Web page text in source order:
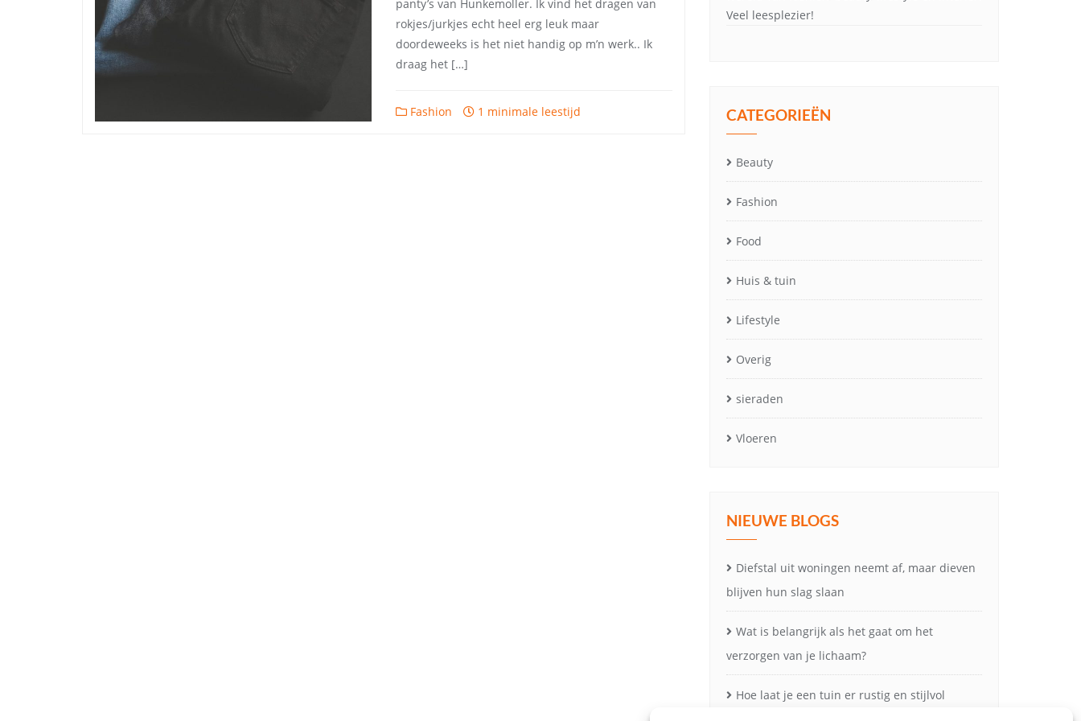
panty’s van Hunkemoller. Ik vind het dragen van
rokjes/jurkjes echt heel erg leuk maar
doordeweeks is het niet handig op m’n werk.. Ik
draag het […]
Fashion 1 minimale leestijd
Veel leesplezier!
CATEGORIEËN
Beauty
Fashion
Food
Huis & tuin
Lifestyle
Overig
sieraden
Vloeren
NIEUWE BLOGS
Diefstal uit woningen neemt af, maar dieven
blijven hun slag slaan
Wat is belangrijk als het gaat om het
verzorgen van je lichaam?
Hoe laat je een tuin er rustig en stijlvol